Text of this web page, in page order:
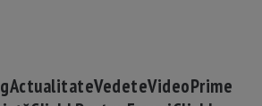
ActualitateVedeteVideoPrime